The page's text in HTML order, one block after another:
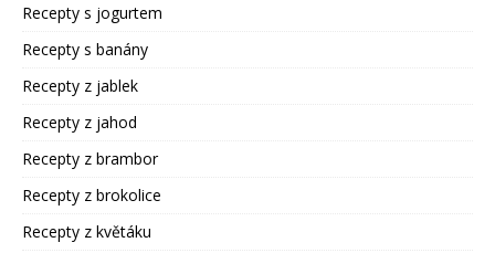
Recepty s jogurtem
Recepty s banány
Recepty z jablek
Recepty z jahod
Recepty z brambor
Recepty z brokolice
Recepty z květáku